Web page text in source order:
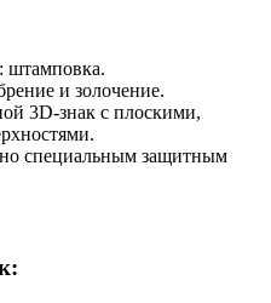
штамповка.
и золочение.
3D-знак с плоскими,
специальным защитным